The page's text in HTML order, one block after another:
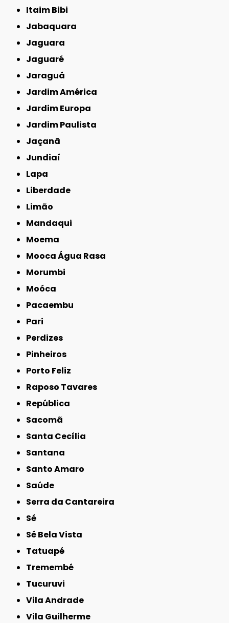
Itaim Bibi
Jabaquara
Jaguara
Jaguaré
Jaraguá
Jardim América
Jardim Europa
Jardim Paulista
Jaçanã
Jundiaí
Lapa
Liberdade
Limão
Mandaqui
Moema
Mooca Água Rasa
Morumbi
Moóca
Pacaembu
Pari
Perdizes
Pinheiros
Porto Feliz
Raposo Tavares
República
Sacomã
Santa Cecília
Santana
Santo Amaro
Saúde
Serra da Cantareira
Sé
Sé Bela Vista
Tatuapé
Tremembé
Tucuruvi
Vila Andrade
Vila Guilherme